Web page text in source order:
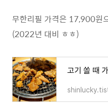
무한리필 가격은 17,900원
(2022년 대비 ㅎㅎ)